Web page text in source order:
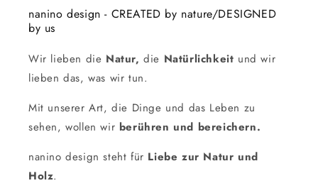
nanino design - CREATED by nature/DESIGNED
by us
Wir lieben die Natur, die Natürlichkeit und wir
lieben das, was wir tun.
Mit unserer Art, die Dinge und das Leben zu
sehen, wollen wir berühren und bereichern.
nanino design steht für Liebe zur Natur und
Holz.